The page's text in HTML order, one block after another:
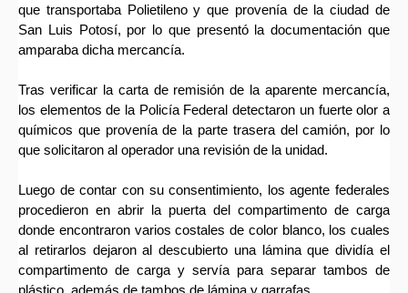
que transportaba Polietileno y que provenía de la ciudad de
San Luis Potosí, por lo que presentó la documentación que
amparaba dicha mercancía.
Tras verificar la carta de remisión de la aparente mercancía,
los elementos de la Policía Federal detectaron un fuerte olor a
químicos que provenía de la parte trasera del camión, por lo
que solicitaron al operador una revisión de la unidad.
Luego de contar con su consentimiento, los agente federales
procedieron en abrir la puerta del compartimento de carga
donde encontraron varios costales de color blanco, los cuales
al retirarlos dejaron al descubierto una lámina que dividía el
compartimento de carga y servía para separar tambos de
plástico, además de tambos de lámina y garrafas.